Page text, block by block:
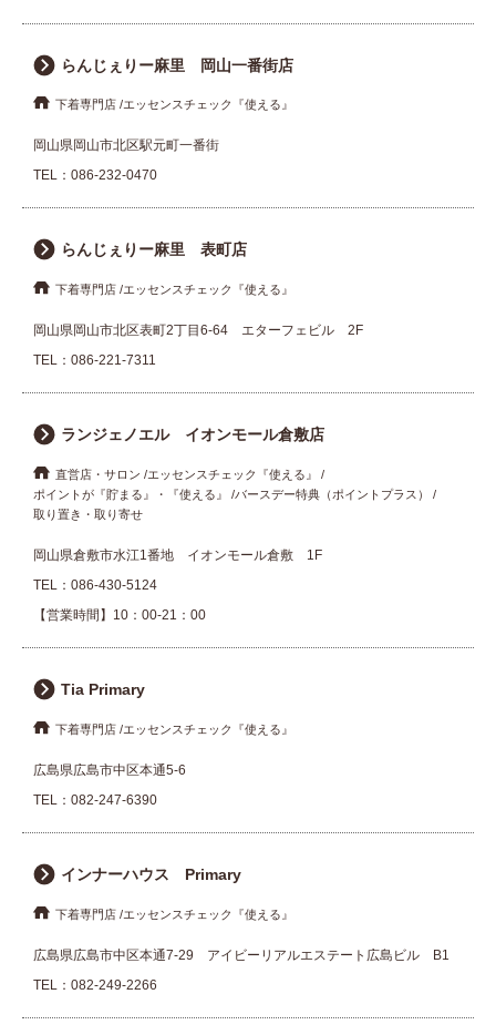
らんじぇりー麻里 岡山一番街店
下着専門店 エッセンスチェック『使える』
岡山県岡山市北区駅元町一番街
TEL： 086-232-0470
らんじぇりー麻里 表町店
下着専門店 エッセンスチェック『使える』
岡山県岡山市北区表町2丁目6-64 エターフェビル 2F
TEL： 086-221-7311
ランジェノエル イオンモール倉敷店
直営店・サロン
エッセンスチェック『使える』
ポイントが『貯まる』・『使える』
バースデー特典（ポイントプラス）
取り置き・取り寄せ
岡山県倉敷市水江1番地 イオンモール倉敷 1F
TEL： 086-430-5124
【営業時間】10：00-21：00
Tia Primary
下着専門店 エッセンスチェック『使える』
広島県広島市中区本通5-6
TEL： 082-247-6390
インナーハウス Primary
下着専門店 エッセンスチェック『使える』
広島県広島市中区本通7-29 アイビーリアルエステート広島ビル B1
TEL： 082-249-2266